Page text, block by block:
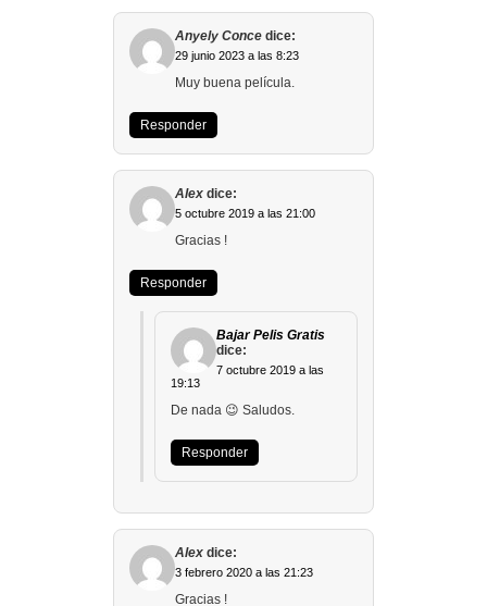
Anyely Conce dice:
29 junio 2023 a las 8:23
Muy buena película.
Responder
Alex dice:
5 octubre 2019 a las 21:00
Gracias !
Responder
Bajar Pelis Gratis
dice:
7 octubre 2019 a las
19:13
De nada 😉 Saludos.
Responder
Alex dice:
3 febrero 2020 a las 21:23
Gracias !